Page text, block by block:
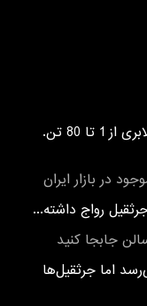
محدوده کامل با ظرفیت های بالابری از 1 تا 80 تن.
در بازار ایران
رواج داشته...
جابجا کنید
اما جرثقیل‌ها